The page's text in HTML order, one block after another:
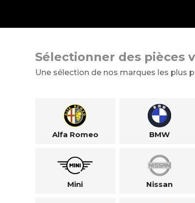
Sélectionner des pièces
Une sélection de nos marques les plus
Alfa Romeo BMW
Mini Nissan